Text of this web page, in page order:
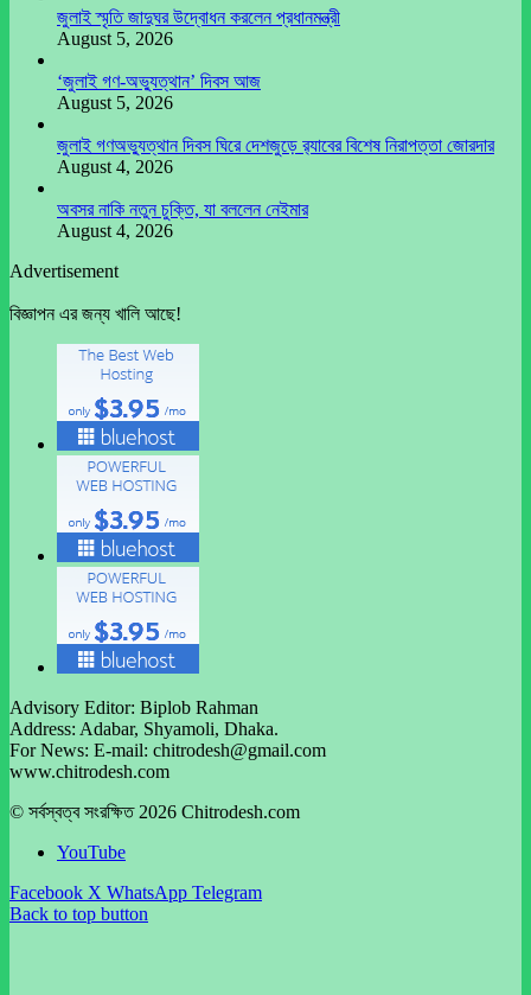
জুলাই স্মৃতি জাদুঘর উদ্বোধন করলেন প্রধানমন্ত্রী
August 5, 2026
‘জুলাই গণ-অভ্যুত্থান’ দিবস আজ
August 5, 2026
জুলাই গণঅভ্যুত্থান দিবস ঘিরে দেশজুড়ে র‌্যাবের বিশেষ নিরাপত্তা জোরদার
August 4, 2026
অবসর নাকি নতুন চুক্তি, যা বললেন নেইমার
August 4, 2026
Advertisement
বিজ্ঞাপন এর জন্য খালি আছে!
Advisory Editor: Biplob Rahman
Address: Adabar, Shyamoli, Dhaka.
For News: E-mail: chitrodesh@gmail.com
www.chitrodesh.com
© সর্বস্বত্ব সংরক্ষিত 2026 Chitrodesh.com
YouTube
Facebook X WhatsApp Telegram
Back to top button